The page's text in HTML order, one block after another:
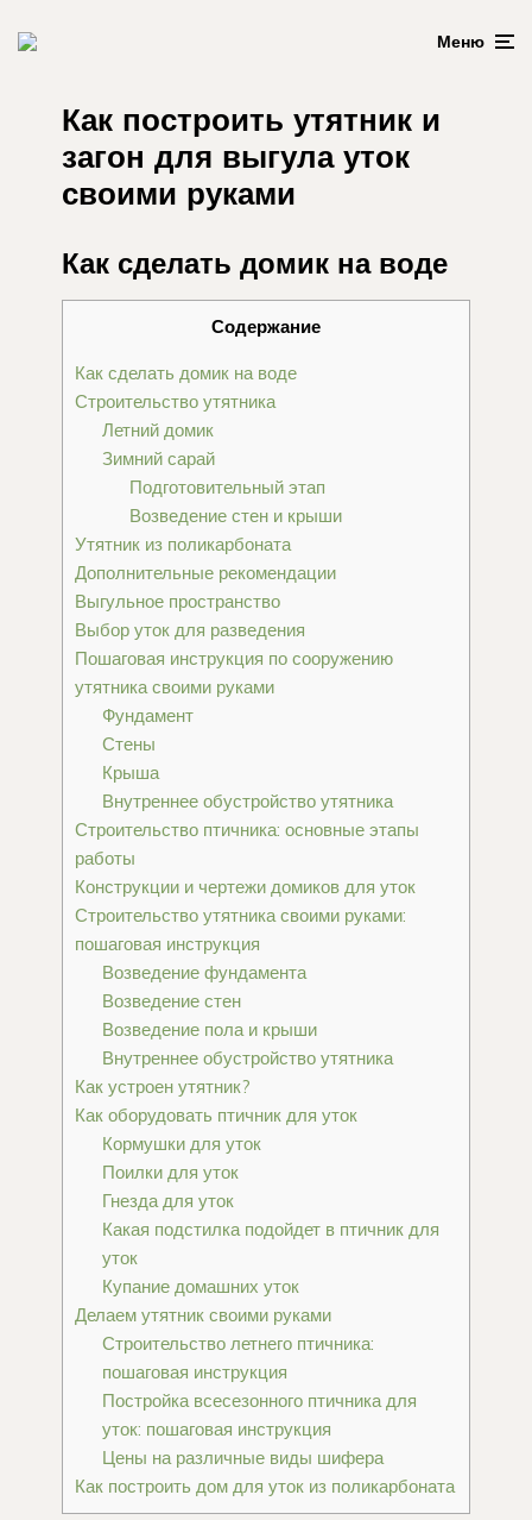
Меню
Как построить утятник и
загон для выгула уток
своими руками
Как сделать домик на воде
Содержание
Как сделать домик на воде
Строительство утятника
Летний домик
Зимний сарай
Подготовительный этап
Возведение стен и крыши
Утятник из поликарбоната
Дополнительные рекомендации
Выгульное пространство
Выбор уток для разведения
Пошаговая инструкция по сооружению
утятника своими руками
Фундамент
Стены
Крыша
Внутреннее обустройство утятника
Строительство птичника: основные этапы
работы
Конструкции и чертежи домиков для уток
Строительство утятника своими руками:
пошаговая инструкция
Возведение фундамента
Возведение стен
Возведение пола и крыши
Внутреннее обустройство утятника
Как устроен утятник?
Как оборудовать птичник для уток
Кормушки для уток
Поилки для уток
Гнезда для уток
Какая подстилка подойдет в птичник для
уток
Купание домашних уток
Делаем утятник своими руками
Строительство летнего птичника:
пошаговая инструкция
Постройка всесезонного птичника для
уток: пошаговая инструкция
Цены на различные виды шифера
Как построить дом для уток из поликарбоната